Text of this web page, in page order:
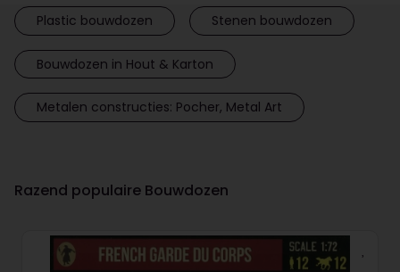
Plastic bouwdozen Stenen bouwdozen
Bouwdozen in Hout & Karton
Metalen constructies: Pocher, Metal Art
Razend populaire Bouwdozen